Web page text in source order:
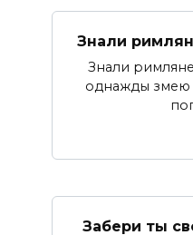
Знали
Знали
однажды змею
Забери ты